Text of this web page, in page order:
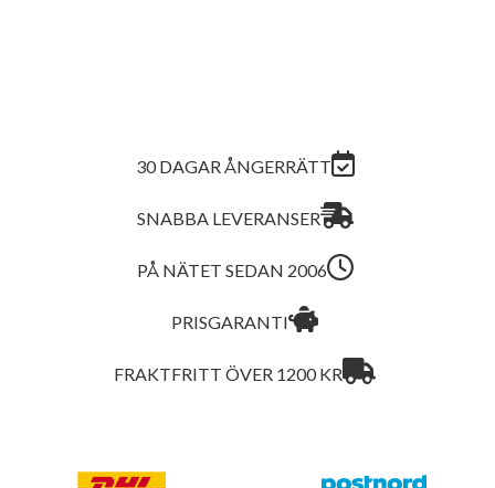
30 DAGAR ÅNGERRÄTT
SNABBA LEVERANSER
PÅ NÄTET SEDAN 2006
PRISGARANTI
FRAKTFRITT ÖVER 1200 KR